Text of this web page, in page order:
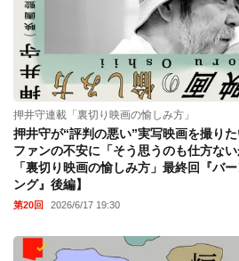
押井守連載「裏切り映画の愉しみ方」
押井守が“評判の悪い”実写映画を撮りた
ファンの不安に「そう思うのも仕方な
「裏切り映画の愉しみ方」最終回『バ
ング』後編】
第20回 2026/6/17 19:30